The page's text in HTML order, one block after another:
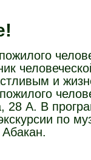
и
28 А. В
по